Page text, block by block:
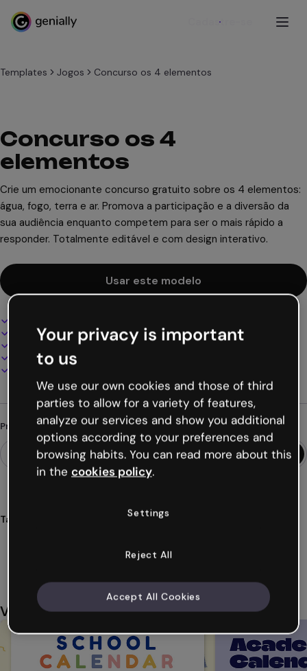
Cadastre-se
Templates Jogos Concurso os 4 elementos
Concurso os 4
elementos
Crie um emocionante concurso gratuito sobre os 4 elementos:
água, fogo, terra e ar. Promova a participação e a diversão da
sua audiência enquanto competem para ser o mais rápido a
responder. Totalmente editável e com design interativo.
Usar este modelo
100% personalizável
Adicione áudio, vídeo e multimídia
Apresente, compartilhe ou publique online
Baixe em PDF, MP4 e outros formatos
Procurando algo diferente?
Tags
Você também pode gostar
Your privacy is important
to us
We use our own cookies and those of third
parties to allow for a variety of features,
analyze our services and show you additional
options according to your preferences and
browsing habits. You can read more about this
in the cookies policy.
Settings
Reject All
Accept All Cookies